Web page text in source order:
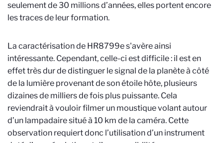
seulement de 30 millions d’années, elles portent encore
les traces de leur formation.
La caractérisation de HR8799e s'avère ainsi
intéressante. Cependant, celle-ci est difficile : il est en
effet très dur de distinguer le signal de la planète à côté
de la lumière provenant de son étoile hôte, plusieurs
dizaines de milliers de fois plus puissante. Cela
reviendrait à vouloir filmer un moustique volant autour
d’un lampadaire situé à 10 km de la caméra. Cette
observation requiert donc l’utilisation d’un instrument